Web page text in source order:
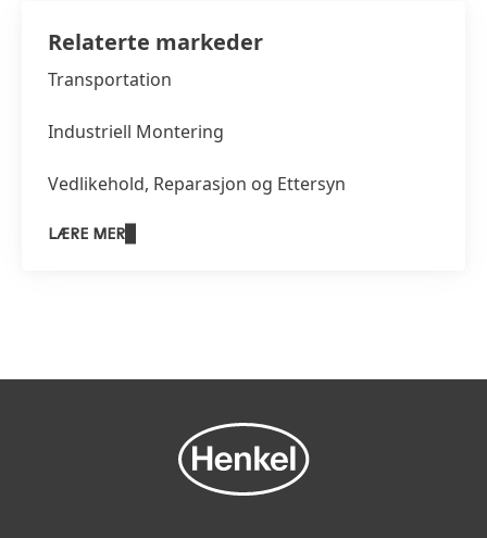
Relaterte markeder
Transportation
Industriell Montering
Vedlikehold, Reparasjon og Ettersyn
LÆRE MER